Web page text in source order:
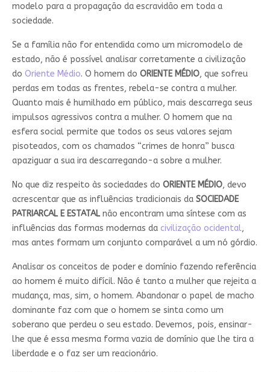
modelo para a propagação da escravidão em toda a
sociedade.
Se a família não for entendida como um micromodelo de
estado, não é possível analisar corretamente a civilização
do Oriente Médio. O homem do ORIENTE MÉDIO, que sofreu
perdas em todas as frentes, rebela-se contra a mulher.
Quanto mais é humilhado em público, mais descarrega seus
impulsos agressivos contra a mulher. O homem que na
esfera social permite que todos os seus valores sejam
pisoteados, com os chamados “crimes de honra” busca
apaziguar a sua ira descarregando-a sobre a mulher.
No que diz respeito às sociedades do ORIENTE MÉDIO, devo
acrescentar que as influências tradicionais da SOCIEDADE
PATRIARCAL E ESTATALnão encontram uma síntese com as
influências das formas modernas da civilização ocidental,
mas antes formam um conjunto comparável a um nó górdio.
Analisar os conceitos de poder e domínio fazendo referência
ao homem é muito difícil. Não é tanto a mulher que rejeita a
mudança, mas, sim, o homem. Abandonar o papel de macho
dominante faz com que o homem se sinta como um
soberano que perdeu o seu estado. Devemos, pois, ensinar-
lhe que é essa mesma forma vazia de domínio que lhe tira a
liberdade e o faz ser um reacionário.